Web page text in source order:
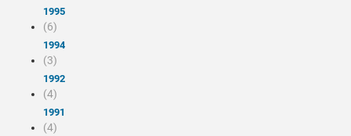
1995
(6)
1994
(3)
1992
(4)
1991
(4)